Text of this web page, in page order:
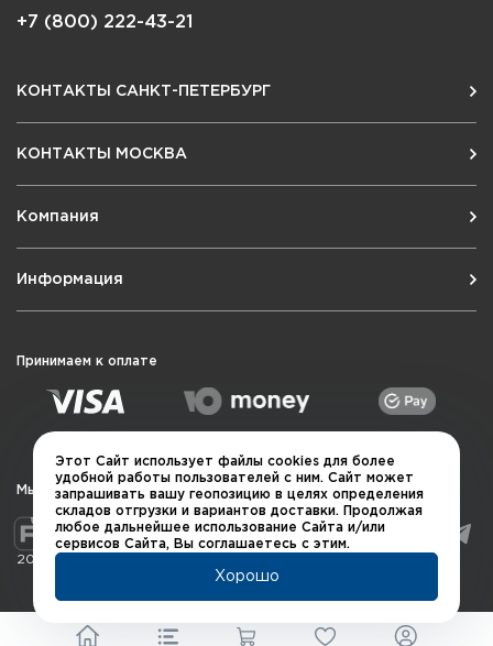
+7 (800) 222-43-21
КОНТАКТЫ САНКТ-ПЕТЕРБУРГ
КОНТАКТЫ МОСКВА
Компания
Информация
Принимаем к оплате
Мы в социальных сетях
2026 © QUARTA "Оружейный квартал"
Этот Сайт использует файлы cookies для более
удобной работы пользователей с ним. Сайт может
запрашивать вашу геопозицию в целях определения
складов отгрузки и вариантов доставки. Продолжая
любое дальнейшее использование Сайта и/или
сервисов Сайта, Вы соглашаетесь с этим.
Хорошо